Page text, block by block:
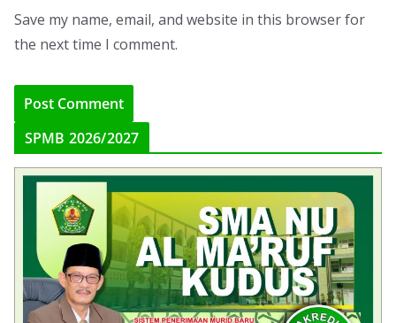
Save my name, email, and website in this browser for
the next time I comment.
SPMB 2026/2027